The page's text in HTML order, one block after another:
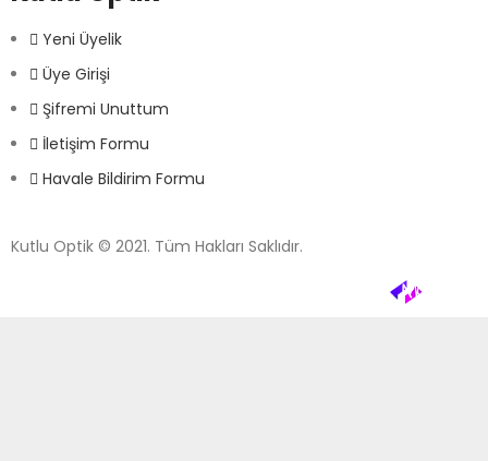
Yeni Üyelik
Üye Girişi
Şifremi Unuttum
İletişim Formu
Havale Bildirim Formu
Kutlu Optik © 2021. Tüm Hakları Saklıdır.